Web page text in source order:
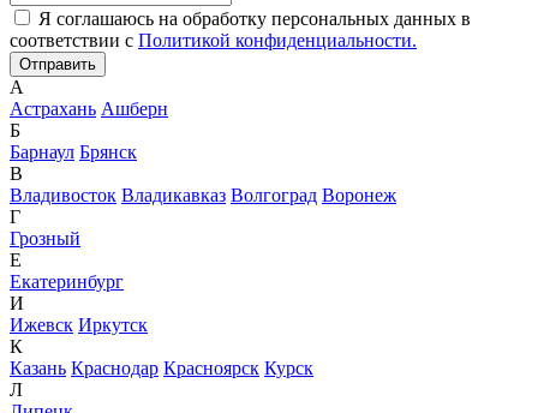
Я соглашаюсь на обработку персональных данных в
соответствии с Политикой конфиденциальности.
А
Астрахань Ашберн
Б
Барнаул Брянск
В
Владивосток Владикавказ Волгоград Воронеж
Г
Грозный
Е
Екатеринбург
И
Ижевск Иркутск
К
Казань Краснодар Красноярск Курск
Л